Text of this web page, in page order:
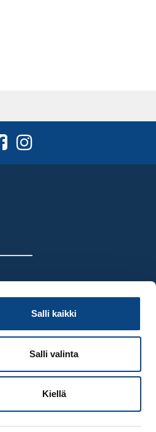
Salli kaikki
Salli valinta
Kiellä